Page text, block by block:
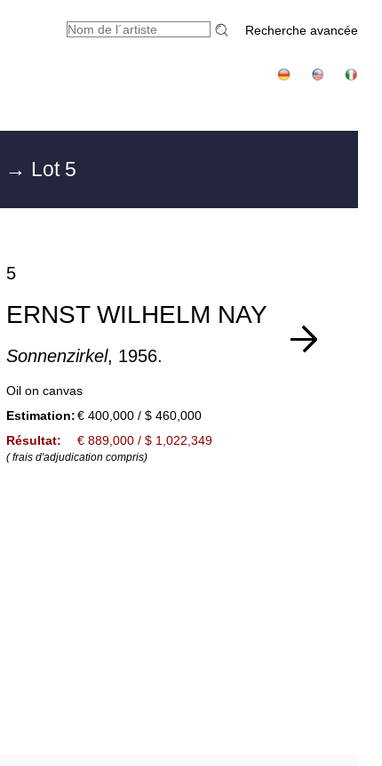
Recherche avancée
→ Lot 5
5
ERNST WILHELM NAY
Sonnenzirkel, 1956.
Oil on canvas
Estimation: € 400,000 / $ 460,000
Résultat:
€ 889,000 / $ 1,022,349
( frais d'adjudication compris)